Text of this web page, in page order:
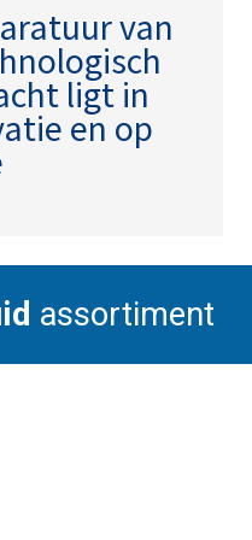
van
ligt in
en op
assortiment